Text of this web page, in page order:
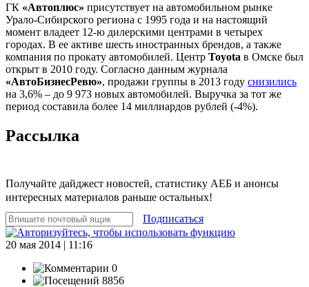
ГК «Автоплюс» присутствует на автомобильном рынке
Урало-Сибирского региона с 1995 года и на настоящий
момент владеет 12-ю дилерскими центрами в четырех
городах. В ее активе шесть иностранных брендов, а также
компания по прокату автомобилей. Центр Toyota в Омске был
открыт в 2010 году. Согласно данным журнала
«АвтоБизнесРевю», продажи группы в 2013 году снизились
на 3,6% – до 9 973 новых автомобилей. Выручка за тот же
период составила более 14 миллиардов рублей (-4%).
Рассылка
Получайте дайджест новостей, статистику АЕБ и анонсы
интересных материалов раньше остальных!
Подписаться
20 мая 2014 | 11:16
0
8856